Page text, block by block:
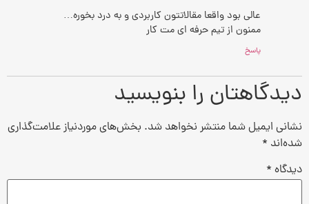
عالی بود واقعا مقالاتتون کاربردی و به درد بخوره…
ممنون از تیم حرفه ای مت کار
پاسخ
دیدگاهتان را بنویسید
نشانی ایمیل شما منتشر نخواهد شد. بخش‌های موردنیاز علامت‌گذاری
شده‌اند *
دیدگاه *